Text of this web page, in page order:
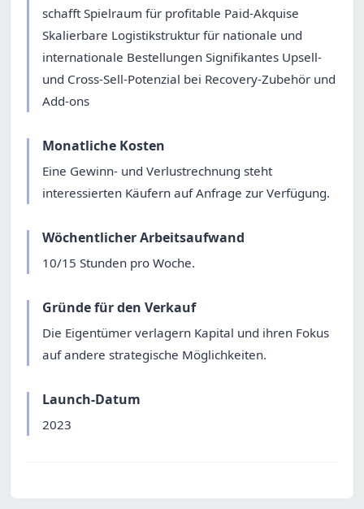
schafft Spielraum für profitable Paid-Akquise
Skalierbare Logistikstruktur für nationale und
internationale Bestellungen Signifikantes Upsell-
und Cross-Sell-Potenzial bei Recovery-Zubehör und
Add-ons
Monatliche Kosten
Eine Gewinn- und Verlustrechnung steht
interessierten Käufern auf Anfrage zur Verfügung.
Wöchentlicher Arbeitsaufwand
10/15 Stunden pro Woche.
Gründe für den Verkauf
Die Eigentümer verlagern Kapital und ihren Fokus
auf andere strategische Möglichkeiten.
Launch-Datum
2023